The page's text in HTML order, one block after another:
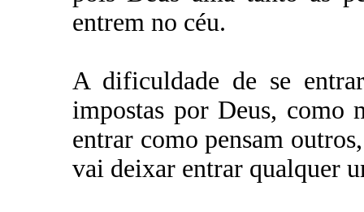
entrem no céu.
A dificuldade de se
impostas por Deus, como
entrar como pensam
vai deixar entrar qualquer